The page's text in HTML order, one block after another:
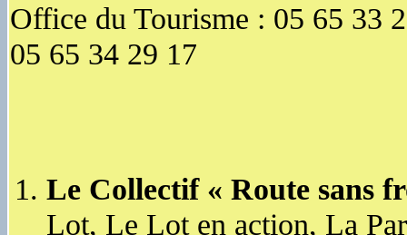
Office du Tourisme : 05 65 33
05 65 34 29 17
Le Collectif « Route sans
Lot, Le Lot en action, La